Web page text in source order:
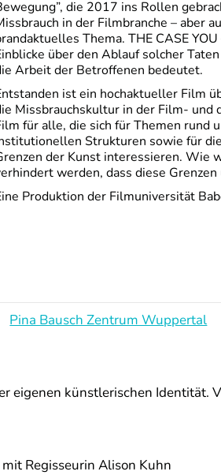
die 2017 ins Rollen
in der Filmbranche – aber
Thema. THE CASE
über den Ablauf solcher
Arbeit der Betroffenen bedeutet.
ist ein hochaktueller Film
Missbrauchskultur in der Film- und
für alle, die sich für Themen rund
Strukturen sowie für
der Kunst interessieren. Wie
werden, dass diese
Produktion der Filmuniversität
Pina Bausch Zentrum Wuppertal
eigenen künstlerischen Identität.
mit Regisseurin Alison Kuhn